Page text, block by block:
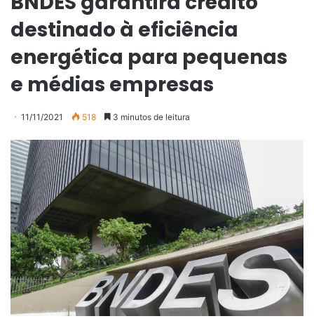
destinado à eficiência
energética para pequenas
e médias empresas
11/11/2021 518 3 minutos de leitura